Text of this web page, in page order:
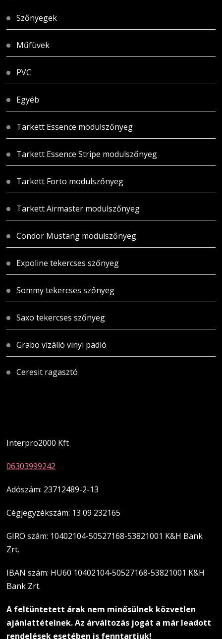
Szőnyegek
Műfüvek
PVC
Egyéb
Tarkett Essence modulszőnyeg
Tarkett Essence Stripe modulszőnyeg
Tarkett Forto modulszőnyeg
Tarkett Airmaster modulszőnyeg
Condor Mustang modulszőnyeg
Expoline tekercses szőnyeg
Sommy tekercses szőnyeg
Saxo tekercses szőnyeg
Grabo vízálló vinyl padló
Ceresit ragasztó
Interpro2000 Kft
06303999242
Adószám: 23712489-2-13
Cégjegyzékszám: 13 09 232165
GIRO szám: 10402104-50527168-53821001 K&H Bank
Zrt.
IBAN szám: HU60 10402104-50527168-53821001 K&H
Bank Zrt.
A feltüntetett árak nem minősülnek közvetlen
ajánlattételnek. Az árváltozás jogát a már leadott
rendelések esetében is fenntartjuk!